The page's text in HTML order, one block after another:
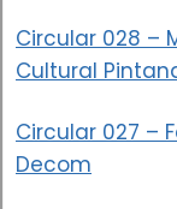
Circular 028 –
Cultural
Circular 027 –
Decom